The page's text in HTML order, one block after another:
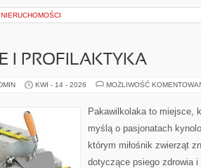
NIERUCHOMOŚCI
I PROFILAKTYKA
KWI - 14 - 2026 MOŻLIWOŚĆ
Pakawilkolaka to miejsce,
myślą o pasjonatach
którym miłośnik zwierząt
dotyczące psiego zdrowia